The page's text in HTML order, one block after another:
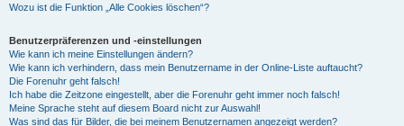
Wozu ist die Funktion „Alle Cookies löschen“?
Benutzerpräferenzen und -einstellungen
Wie kann ich meine Einstellungen ändern?
Wie kann ich verhindern, dass mein Benutzername in der Online-Liste auftaucht?
Die Forenuhr geht falsch!
Ich habe die Zeitzone eingestellt, aber die Forenuhr geht immer noch falsch!
Meine Sprache steht auf diesem Board nicht zur Auswahl!
Was sind das für Bilder, die bei meinem Benutzernamen angezeigt werden?